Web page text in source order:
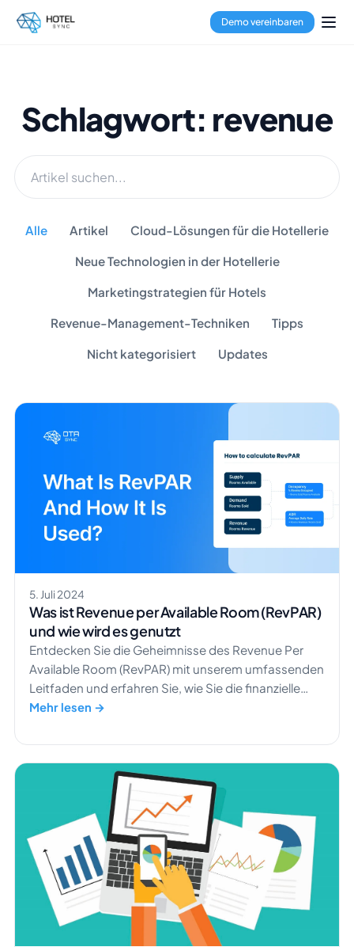
Demo vereinbaren
Schlagwort: revenue
Alle Artikel Cloud-Lösungen für die Hotellerie
Neue Technologien in der Hotellerie
Marketingstrategien für Hotels
Revenue-Management-Techniken Tipps
Nicht kategorisiert Updates
5. Juli 2024
Was ist Revenue per Available Room (RevPAR)
und wie wird es genutzt
Entdecken Sie die Geheimnisse des Revenue Per
Available Room (RevPAR) mit unserem umfassenden
Leitfaden und erfahren Sie, wie Sie die finanzielle
Leistung Ihres Hotels messen können.
Mehr lesen →